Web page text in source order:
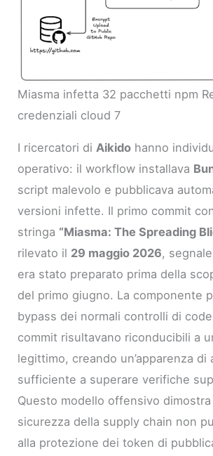
Miasma infetta 32 pacchetti npm
credenziali cloud 7
I ricercatori diAikido hanno
operativo: il workflow installava
script malevolo e pubblicava
versioni infette. Il primo commit
stringa “Miasma: The Spreading
rilevato il 29 maggio 2026,
era stato preparato prima della
del primo giugno. La componente
bypass dei normali controlli di
commit risultavano riconducibili a
legittimo, creando un’apparenza di
sufficiente a superare verifiche
Questo modello offensivo dimostra
sicurezza della supply chain non
alla protezione dei token di